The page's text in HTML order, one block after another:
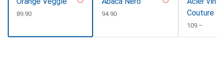
CHF
89.90 CHF
94.90
Couture
CHF
109.–